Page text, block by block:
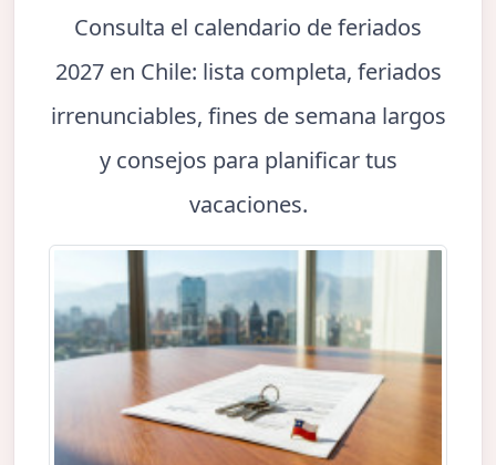
Consulta el calendario de feriados
2027 en Chile: lista completa, feriados
irrenunciables, fines de semana largos
y consejos para planificar tus
vacaciones.